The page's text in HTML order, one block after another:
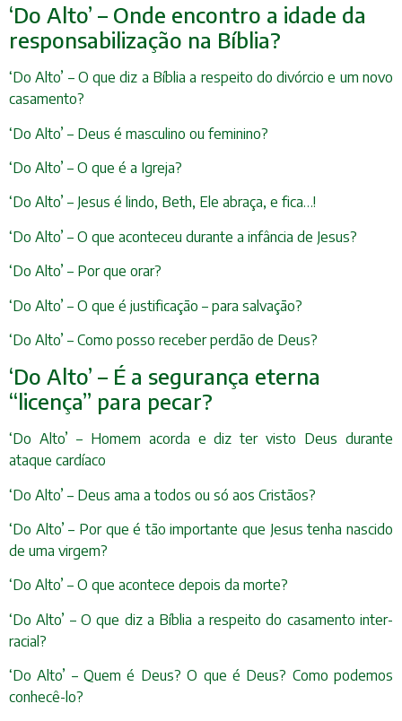
‘Do Alto’ – Onde encontro a idade da
responsabilização na Bíblia?
‘Do Alto’ – O que diz a Bíblia a respeito do divórcio e um novo
casamento?
‘Do Alto’ – Deus é masculino ou feminino?
‘Do Alto’ – O que é a Igreja?
‘Do Alto’ – Jesus é lindo, Beth, Ele abraça, e fica…!
‘Do Alto’ – O que aconteceu durante a infância de Jesus?
‘Do Alto’ – Por que orar?
‘Do Alto’ – O que é justificação – para salvação?
‘Do Alto’ – Como posso receber perdão de Deus?
‘Do Alto’ – É a segurança eterna
“licença” para pecar?
‘Do Alto’ – Homem acorda e diz ter visto Deus durante
ataque cardíaco
‘Do Alto’ – Deus ama a todos ou só aos Cristãos?
‘Do Alto’ – Por que é tão importante que Jesus tenha nascido
de uma virgem?
‘Do Alto’ – O que acontece depois da morte?
‘Do Alto’ – O que diz a Bíblia a respeito do casamento inter-
racial?
‘Do Alto’ – Quem é Deus? O que é Deus? Como podemos
conhecê-lo?